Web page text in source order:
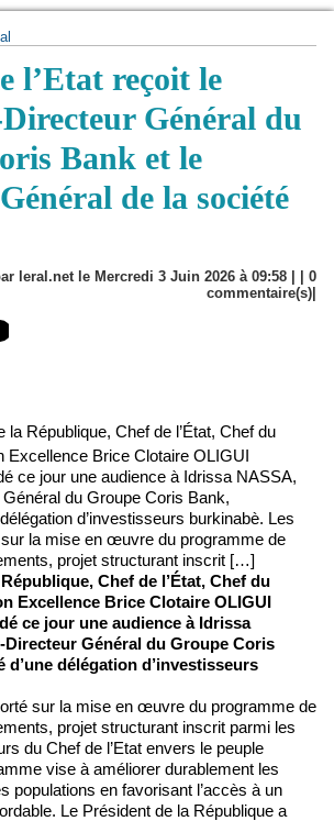
l’Etat reçoit le
Général du
Bank et le
de la société
leral.net le Mercredi 3 Juin 2026 à 09:58 | | 0
commentaire(s)|
la République, Chef de l’État, Chef du
Excellence Brice Clotaire OLIGUI
ce jour une audience à Idrissa NASSA,
du Groupe Coris Bank,
d’investisseurs burkinabè. Les
la mise en œuvre du programme de
projet structurant inscrit […]
Chef de l’État, Chef du
Excellence Brice Clotaire OLIGUI
ce jour une audience à Idrissa
Directeur Général du Groupe Coris
d’une délégation d’investisseurs
sur la mise en œuvre du programme de
projet structurant inscrit parmi les
du Chef de l’Etat envers le peuple
vise à améliorer durablement les
populations en favorisant l’accès à un
Le Président de la République a